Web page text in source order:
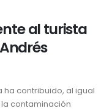
al turista
contribuido, al igual
contaminación